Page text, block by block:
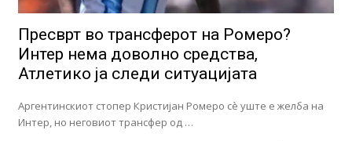
Пресврт во трансферот на Ромеро?
Интер нема доволно средства,
Атлетико ја следи ситуацијата
Аргентинскиот стопер Кристијан Ромеро сè уште е желба на
Интер, но неговиот трансфер од …